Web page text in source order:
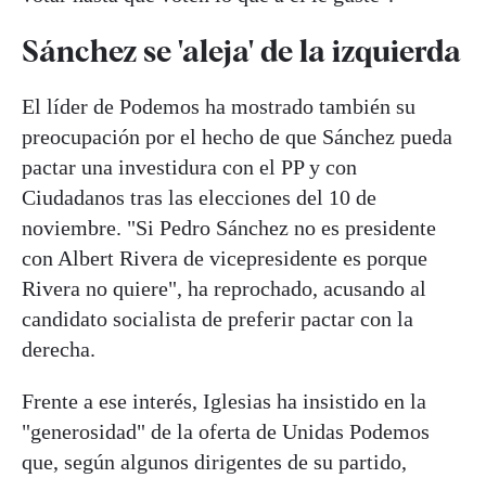
Sánchez se 'aleja' de la izquierda
El líder de Podemos ha mostrado también su
preocupación por el hecho de que Sánchez pueda
pactar una investidura con el PP y con
Ciudadanos tras las elecciones del 10 de
noviembre. "Si Pedro Sánchez no es presidente
con Albert Rivera de vicepresidente es porque
Rivera no quiere", ha reprochado, acusando al
candidato socialista de preferir pactar con la
derecha.
Frente a ese interés, Iglesias ha insistido en la
"generosidad" de la oferta de Unidas Podemos
que, según algunos dirigentes de su partido,